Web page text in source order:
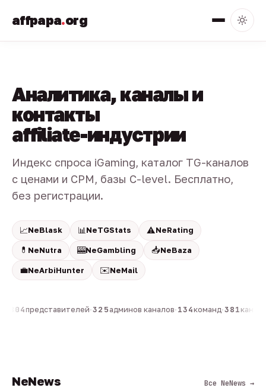
affpapa.org
Аналитика, каналы и
контакты
affiliate-индустрии
Индекс спроса iGaming, каталог TG-каналов
с ценами и CPM, базы C-level. Бесплатно,
без регистрации.
📈NeBlask 📊 NeTGStats ⚠️NeRating
💊 NeNutra 🎰NeGambling 📥NeBaza
💼NeArbiHunter ✉️NeMail
804представителей·325 админов каналов·134команд·381
NeNews Все NeNews →